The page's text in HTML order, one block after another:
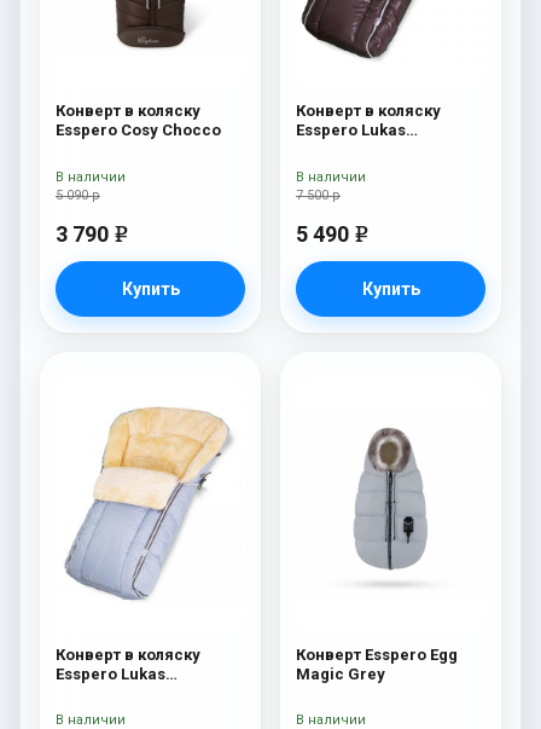
Конверт в коляску
Esspero Cosy Chocco
5 090 р
3 790 e
Купить
В наличии
Конверт в коляску
Esspero Lukas
шерсть) Chocolat
7 500 р
5 490 e
Купить
В наличии
Конверт в коляску
Esspero Lukas
шерсть) Blue Mountain
В наличии
Конверт Esspero Egg
Magic Grey
В наличии